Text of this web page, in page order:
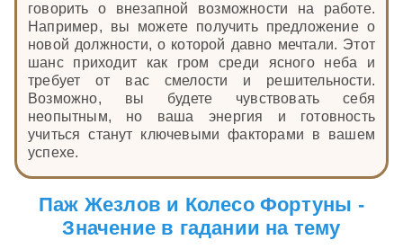
говорить о внезапной возможности на работе.
Например, вы можете получить предложение о
новой должности, о которой давно мечтали. Этот
шанс приходит как гром среди ясного неба и
требует от вас смелости и решительности.
Возможно, вы будете чувствовать себя
неопытным, но ваша энергия и готовность
учиться станут ключевыми факторами в вашем
успехе.
Паж Жезлов и Колесо Фортуны -
Значение в гадании на тему